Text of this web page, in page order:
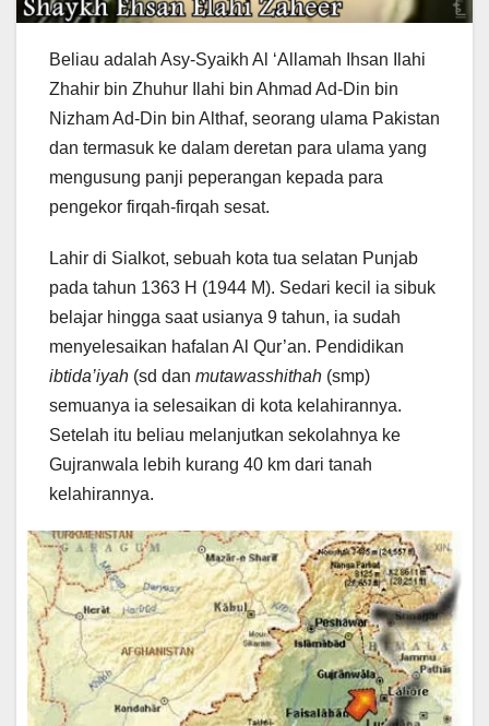
Beliau adalah Asy-Syaikh Al ‘Allamah Ihsan Ilahi
Zhahir bin Zhuhur Ilahi bin Ahmad Ad-Din bin
Nizham Ad-Din bin Althaf, seorang ulama Pakistan
dan termasuk ke dalam deretan para ulama yang
mengusung panji peperangan kepada para
pengekor firqah-firqah sesat.
Lahir di Sialkot, sebuah kota tua selatan Punjab
pada tahun 1363 H (1944 M). Sedari kecil ia sibuk
belajar hingga saat usianya 9 tahun, ia sudah
menyelesaikan hafalan Al Qur’an. Pendidikan
ibtida’iyah (sd dan mutawasshithah (smp)
semuanya ia selesaikan di kota kelahirannya.
Setelah itu beliau melanjutkan sekolahnya ke
Gujranwala lebih kurang 40 km dari tanah
kelahirannya.